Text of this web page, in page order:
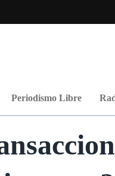
Periodismo Libre